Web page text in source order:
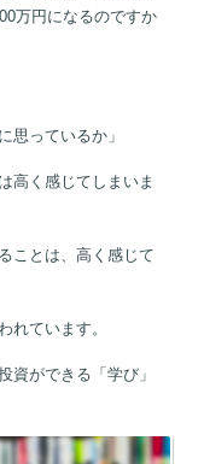
万円になるのですか
思っているか」
高く感じてしまいま
ことは、高く感じて
れています。
資ができる「学び」